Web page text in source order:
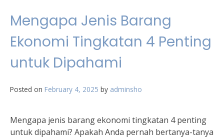
Mengapa Jenis Barang
Ekonomi Tingkatan 4 Penting
untuk Dipahami
Posted on February 4, 2025 by adminsho
Mengapa jenis barang ekonomi tingkatan 4 penting
untuk dipahami? Apakah Anda pernah bertanya-tanya